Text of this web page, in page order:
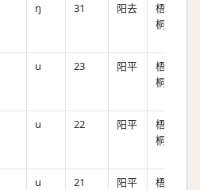
ŋ 31 阳去
梧
桐。
u 23 阳平
梧
桐。
u 22 阳平
梧
桐。
u 21 阳平
梧